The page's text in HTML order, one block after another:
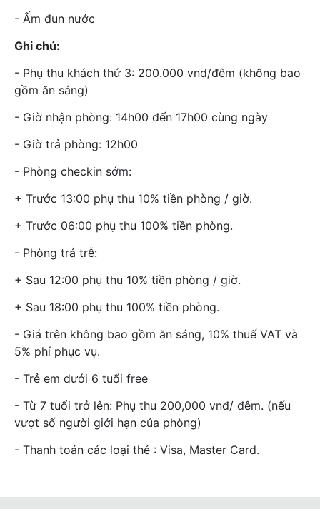
- Ấm đun nước
Ghi chú:
- Phụ thu khách thứ 3: 200.000 vnd/đêm (không bao
gồm ăn sáng)
- Giờ nhận phòng: 14h00 đến 17h00 cùng ngày
- Giờ trả phòng: 12h00
- Phòng checkin sớm:
+ Trước 13:00 phụ thu 10% tiền phòng / giờ.
+ Trước 06:00 phụ thu 100% tiền phòng.
- Phòng trả trễ:
+ Sau 12:00 phụ thu 10% tiền phòng / giờ.
+ Sau 18:00 phụ thu 100% tiền phòng.
- Giá trên không bao gồm ăn sáng, 10% thuế VAT và
5% phí phục vụ.
- Trẻ em dưới 6 tuổi free
- Từ 7 tuổi trở lên: Phụ thu 200,000 vnđ/ đêm. (nếu
vượt số người giới hạn của phòng)
- Thanh toán các loại thẻ : Visa, Master Card.